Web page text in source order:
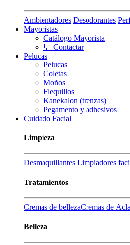
Ambientadores Desodorantes
Mayoristas
Catálogo Mayorista
💬 Contactar
Pelucas
Pelucas
Coletas
Moños
Flequillos
Kanekalon (trenzas)
Pegamento y adhesivos
Cuidado Facial
Limpieza
Desmaquillantes Limpiadores
Tratamientos
Cremas de bellezaCremas de
Belleza